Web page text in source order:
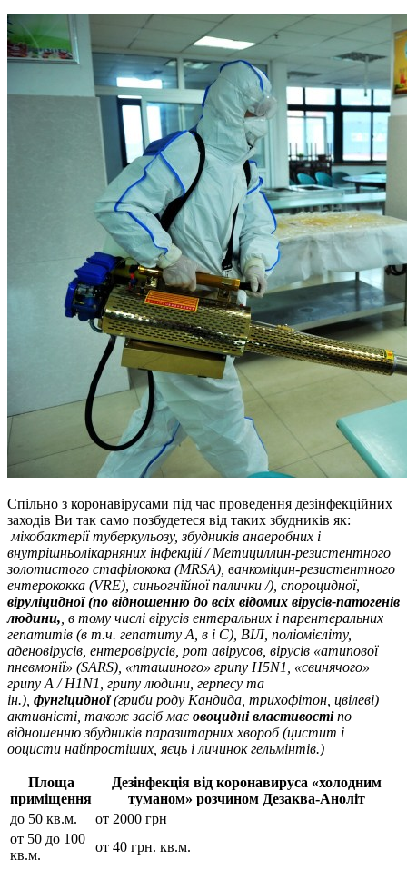
Спільно з коронавірусами під час проведення дезінфекційних
заходів Ви так само позбудетеся від таких збудників як:
мікобактерії туберкульозу, збудників анаеробних і
внутрішньолікарняних інфекцій / Метициллин-резистентного
золотистого стафілокока (MRSA), ванкоміцин-резистентного
ентерококка (VRE), синьогнійної палички /), спороцидної,
віруліцидної (по відношенню до всіх відомих вірусів-патогенів
людини, , в тому числі вірусів ентеральних і парентеральних
гепатитів (в т.ч. гепатиту А, в і С), ВІЛ, поліомієліту,
аденовірусів, ентеровірусів, рот авірусов, вірусів «атипової
пневмонії» (SARS), «пташиного» грипу H5N1, «свинячого»
грипу А / H1N1, грипу людини, герпесу та
ін.), фунгіцидної(гриби роду Кандида, трихофітон, цвілеві)
активністі, також засіб має овоцидні властивостіпо
відношенню збудників паразитарних хвороб (цистит і
ооцисти найпростіших, яєць і личинок гельмінтів.)
Площа
приміщення
Дезінфекція від коронавируса «холодним
туманом» розчином Дезаква-Аноліт
до 50 кв.м.
от 2000 грн
от 50 до 100
кв.м.
от 40 грн. кв.м.